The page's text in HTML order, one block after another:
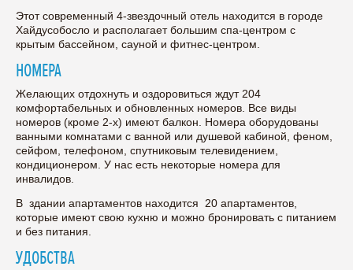
Этот современный 4-звездочный отель находится в городе
Хайдусобосло и располагает большим спа-центром с
крытым бассейном, сауной и фитнес-центром.
НОМЕРА
Желающих отдохнуть и оздоровиться ждут 204
комфортабельных и обновленных номеров. Все виды
номеров (кроме 2-х) имеют балкон. Номера оборудованы
ванными комнатами с ванной или душевой кабиной, феном,
сейфом, телефоном, спутниковым телевидением,
кондиционером. У нас есть некоторые номера для
инвалидов.
В здании апартаментов находится 20 апартаментов,
которые имеют свою кухню и можно бронировать с питанием
и без питания.
УДОБСТВА